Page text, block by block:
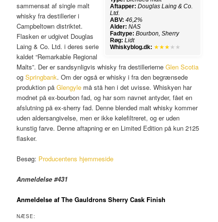
Aftapper: Douglas Laing & Co.
Ltd.
ABV: 46,2%
Alder: NAS
Fadtype: Bourbon, Sherry
Røg: Lidt
Whiskyblog.dk: ★★★ ★★
sammensat af single malt
whisky fra destillerier i
Campbeltown distriktet.
Flasken er udgivet Douglas
Laing & Co. Ltd. i deres serie
kaldet “Remarkable Regional
Malts”. Der er sandsynligvis whisky fra destillerierneGlen Scotia
ogSpringbank. Om der også er whisky i fra den begrænsede
produktion påGlengyle må stå hen i det uvisse. Whiskyen har
modnet på ex-bourbon fad, og har som navnet antyder, fået en
afslutning på ex-sherry fad. Denne blended malt whisky kommer
uden aldersangivelse, men er ikke kølefiltreret, og er uden
kunstig farve. Denne aftapning er en Limited Edition på kun 2125
flasker.
Besøg: Producentens hjemmeside
Anmeldelse #431
Anmeldelse af The Gauldrons Sherry Cask Finish
NÆSE: